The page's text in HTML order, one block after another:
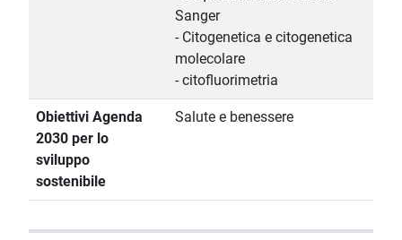
Sanger
- Citogenetica e citogenetica
molecolare
- citofluorimetria
Obiettivi Agenda
2030 per lo
sviluppo
sostenibile
Salute e benessere